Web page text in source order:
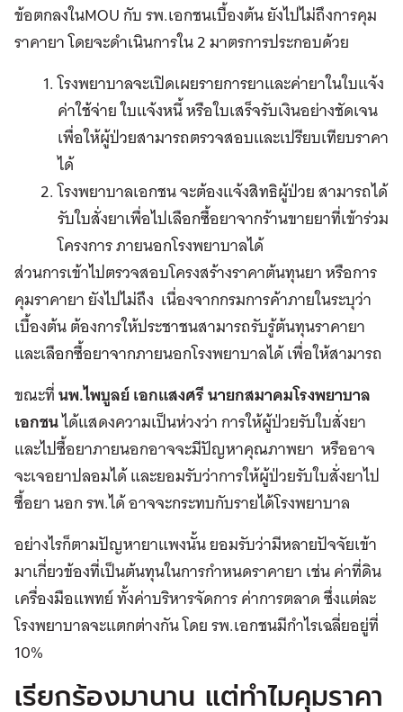
ข้อตกลงในMOU กับ รพ.เอกชนเบื้องต้น ยังไปไม่ถึงการคุม
ราคายา โดยจะดำเนินการใน 2 มาตรการประกอบด้วย
โรงพยาบาลจะเปิดเผยรายการยาและค่ายาในใบแจ้ง
ค่าใช้จ่าย ใบแจ้งหนี้ หรือใบเสร็จรับเงินอย่างชัดเจน
เพื่อให้ผู้ป่วยสามารถตรวจสอบและเปรียบเทียบราคา
ได้
โรงพยาบาลเอกชน จะต้องแจ้งสิทธิผู้ป่วย สามารถได้
รับใบสั่งยาเพื่อไปเลือกซื้อยาจากร้านขายยาที่เข้าร่วม
โครงการ ภายนอกโรงพยาบาลได้
ส่วนการเข้าไปตรวจสอบโครงสร้างราคาต้นทุนยา หรือการ
คุมราคายา ยังไปไม่ถึง เนื่องจากกรมการค้าภายในระบุว่า
เบื้องต้น ต้องการให้ประชาชนสามารถรับรู้ต้นทุนราคายา
และเลือกซื้อยาจากภายนอกโรงพยาบาลได้ เพื่อให้สามารถ
ขณะที่นพ.ไพบูลย์ เอกแสงศรี นายกสมาคมโรงพยาบาล
เอกชนได้แสดงความเป็นห่วงว่า การให้ผู้ป่วยรับใบสั่งยา
และไปซื้อยาภายนอกอาจจะมีปัญหาคุณภาพยา หรืออาจ
จะเจอยาปลอมได้ และยอมรับว่าการให้ผู้ป่วยรับใบสั่งยาไป
ซื้อยา นอก รพ.ได้ อาจจะกระทบกับรายได้โรงพยาบาล
อย่างไรก็ตามปัญหายาแพงนั้น ยอมรับว่ามีหลายปัจจัยเข้า
มาเกี่ยวข้องที่เป็นต้นทุนในการกำหนดราคายา เช่น ค่าที่ดิน
เครื่องมือแพทย์ ทั้งค่าบริหารจัดการ ค่าการตลาด ซึ่งแต่ละ
โรงพยาบาลจะแตกต่างกัน โดย รพ.เอกชนมีกำไรเฉลี่ยอยู่ที่
10%
เรียกร้องมานาน แต่ทำไมคุมราคา